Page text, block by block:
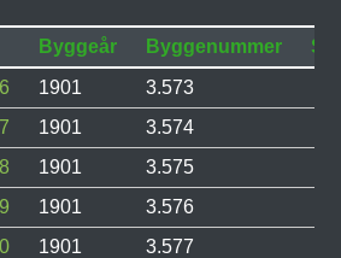
Byggeår Byggenummer
1901
3.573
1901
3.574
1901
3.575
1901
3.576
1901
3.577